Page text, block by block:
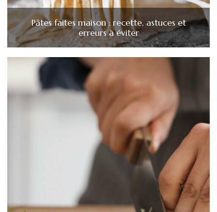
Pâtes faites maison : recette, astuces et
erreurs à éviter